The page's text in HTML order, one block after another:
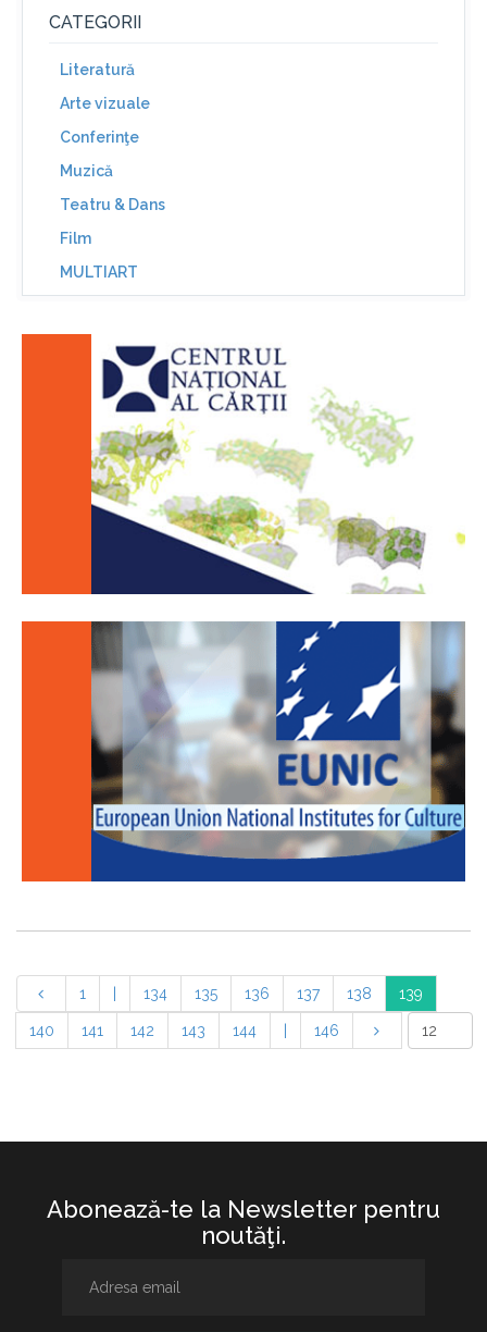
CATEGORII
Literatură
Arte vizuale
Conferinţe
Muzică
Teatru & Dans
Film
MULTIART
1 134 135 136 137 138 139
140 141 142 143 144 146
Abonează-te la Newsletter pentru
noutăţi.